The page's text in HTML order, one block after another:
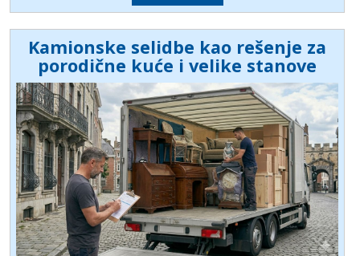
Kamionske selidbe kao rešenje za
porodične kuće i velike stanove